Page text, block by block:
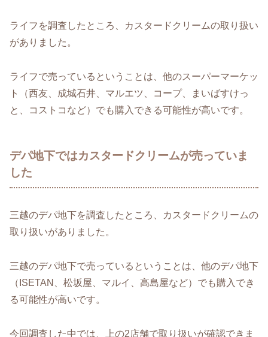
ライフを調査したところ、カスタードクリームの取り扱い
がありました。
ライフで売っているということは、他のスーパーマーケッ
ト（西友、成城石井、マルエツ、コープ、まいばすけっ
と、コストコなど）でも購入できる可能性が高いです。
デパ地下ではカスタードクリームが売っていま
した
三越のデパ地下を調査したところ、カスタードクリームの
取り扱いがありました。
三越のデパ地下で売っているということは、他のデパ地下
（ISETAN、松坂屋、マルイ、高島屋など）でも購入でき
る可能性が高いです。
今回調査した中では、上の2店舗で取り扱いが確認できま